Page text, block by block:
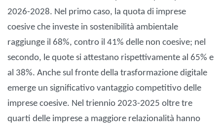
2026-2028. Nel primo caso, la quota di imprese
coesive che investe in sostenibilità ambientale
raggiunge il 68%, contro il 41% delle non coesive; nel
secondo, le quote si attestano rispettivamente al 65% e
al 38%. Anche sul fronte della trasformazione digitale
emerge un significativo vantaggio competitivo delle
imprese coesive. Nel triennio 2023-2025 oltre tre
quarti delle imprese a maggiore relazionalità hanno